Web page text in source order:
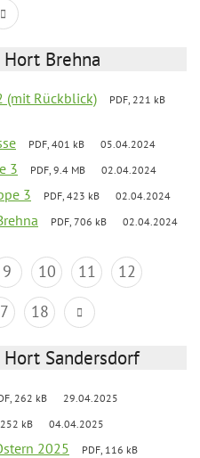
Brehna
(mit Rückblick)
PDF, 221 kB
PDF, 401 kB 05.04.2024
3 PDF, 9.4 MB 02.04.2024
3 PDF, 423 kB 02.04.2024
PDF, 706 kB 02.04.2024
9 10 11
12
18
Sandersdorf
262 kB 29.04.2025
252 kB 04.04.2025
2025
PDF, 116 kB